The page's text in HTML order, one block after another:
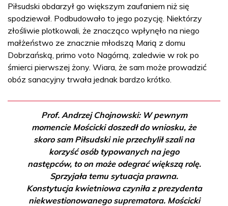
Piłsudski obdarzył go większym zaufaniem niż się
spodziewał. Podbudowało to jego pozycję. Niektórzy
złośliwie plotkowali, że znacząco wpłynęło na niego
małżeństwo ze znacznie młodszą Marią z domu
Dobrzańską, primo voto Nagórną, zaledwie w rok po
śmierci pierwszej żony. Wiara, że sam może prowadzić
obóz sanacyjny trwała jednak bardzo krótko.
Prof. Andrzej Chojnowski: W pewnym
momencie Mościcki doszedł do wniosku, że
skoro sam Piłsudski nie przechylił szali na
korzyść osób typowanych na jego
następców, to on może odegrać większą rolę.
Sprzyjała temu sytuacja prawna.
Konstytucja kwietniowa czyniła z prezydenta
niekwestionowanego suprematora. Mościcki